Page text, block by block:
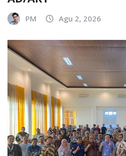
PM Agu 2, 2026